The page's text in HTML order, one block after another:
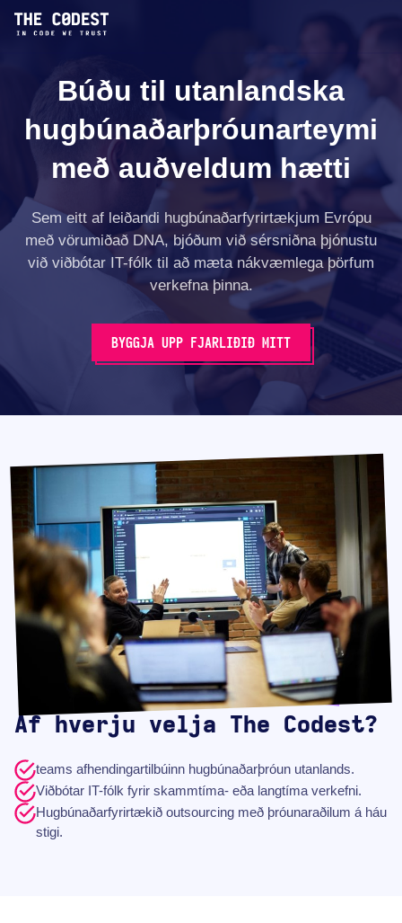
Búðu til utanlandska
hugbúnaðarþróunarteymi
með auðveldum hætti
Sem eitt af leiðandi hugbúnaðarfyrirtækjum Evrópu
með vöru­miðað DNA, bjóðum við sérsniðna þjónustu
við viðbótar IT-fólk til að mæta nákvæmlega þörfum
verkefna þinna.
BYGGJA UPP FJARLIÐIÐ MITT
Af hverju velja The Codest?
teams afhendingar­tilbúinn hugbúnaðarþróun utanlands.
Viðbótar IT-fólk fyrir skammtíma- eða langtíma verkefni.
Hugbúnaðarfyrirtækið outsourcing með þróunaraðilum á háu
stigi.